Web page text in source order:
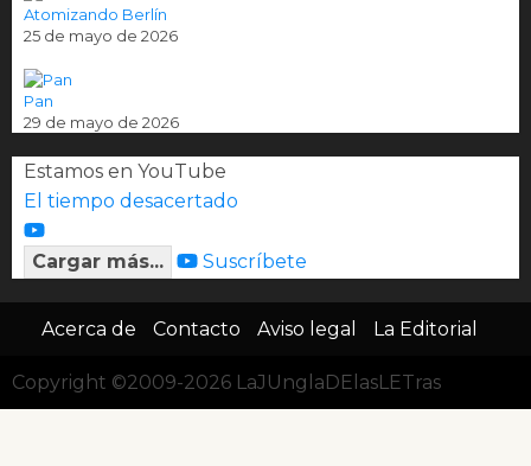
Atomizando Berlín
25 de mayo de 2026
Pan
29 de mayo de 2026
Estamos en YouTube
El tiempo desacertado
Cargar más... Suscríbete
Acerca de Contacto Aviso legal La Editorial
Copyright ©2009-2026 LaJUnglaDElasLETras